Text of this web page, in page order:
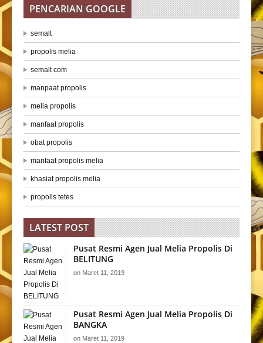
PENCARIAN GOOGLE
semalt
propolis melia
semalt com
manpaat propolis
melia propolis
manfaat propolis
obat propolis
manfaat propolis melia
khasiat propolis melia
propolis tetes
LATEST POST
Pusat Resmi Agen Jual Melia Propolis Di
BELITUNG
on Maret 11, 2019
Pusat Resmi Agen Jual Melia Propolis Di
BANGKA
on Maret 11, 2019